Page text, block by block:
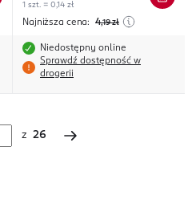
1 szt. = 0,14 zł
Najniższa cena: 4,19 zł
Niedostępny online
Sprawdź dostępność w
drogerii
z 26